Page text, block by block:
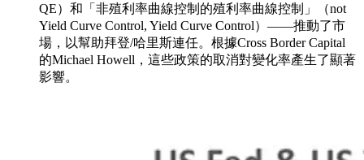
QE）和「非殖利率曲線控制的殖利率曲線控制」（not
Yield Curve Control, Yield Curve Control）——推動了市
場，以幫助拜登/哈里斯連任。根據Cross Border Capital
的Michael Howell，這些政策的取消對變化率產生了顯著
影響。